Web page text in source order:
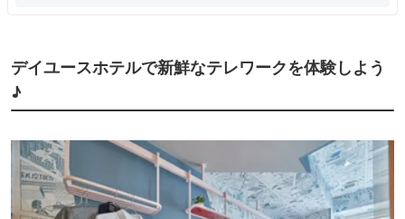
デイユースホテルで新鮮なテレワークを体験しよう
♪